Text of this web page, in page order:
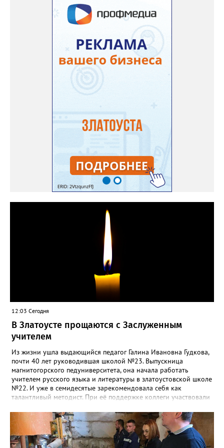
12:03 Сегодня
В Златоусте прощаются с Заслуженным
учителем
Из жизни ушла выдающийся педагог Галина Ивановна Гудкова,
почти 40 лет руководившая школой №23. Выпускница
магнитогорского педуниверситета, она начала работать
учителем русского языка и литературы в златоустовской школе
№22. И уже в семидесятые зарекомендовала себя как
талантливый методист. При её поддержке коллеги участвовали
«Благодаря её мудрому руководству в школе сформировался
сильный педагогический коллектив, объединённый общими
ценностями и любовью к своему делу. Для многих Галина
Ивановна навсегда останется не только талантливым